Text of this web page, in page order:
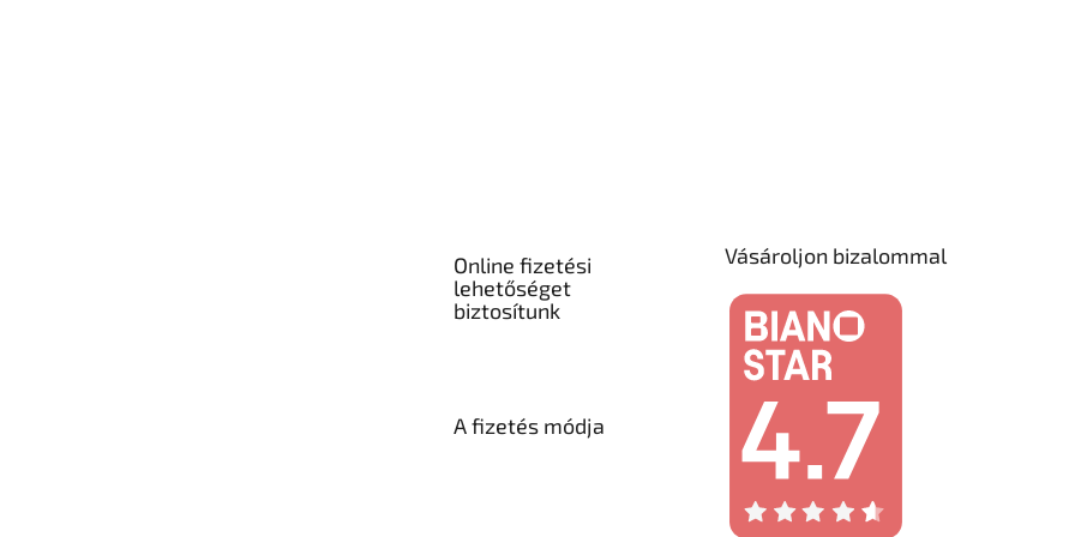
Online fizetési
lehetőséget
biztosítunk
A fizetés módja
Vásároljon bizalommal